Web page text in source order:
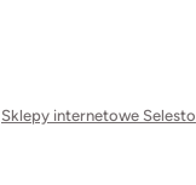
Sklepy internetowe Selesto